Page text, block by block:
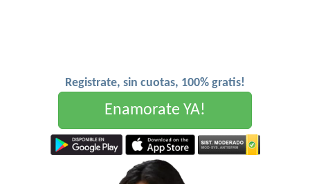
Registrate, sin cuotas, 100% gratis!
Enamorate YA!